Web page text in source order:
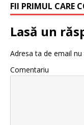
FII PRIMUL CARE
Lasă un
Adresa ta de email
Comentariu